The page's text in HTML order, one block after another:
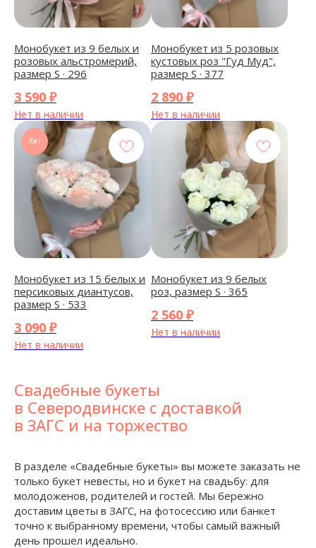
Монобукет из 9 белых и
розовых альстромерий,
размер S · 296
3 590 ₽
Нет в наличии
Монобукет из 5 розовых
кустовых роз "Гуд Муд",
размер S · 377
2 890 ₽
Нет в наличии
Хит
Монобукет из 15 белых и
персиковых диантусов,
размер S · 533
3 090 ₽
Нет в наличии
Монобукет из 9 белых
роз, размер S · 365
2 560 ₽
Нет в наличии
Свадебные букеты
в Северодвинске с доставкой
в ЗАГС и на торжество
В разделе «Свадебные букеты» вы можете заказать не
только букет невесты, но и букет на свадьбу: для
молодоженов, родителей и гостей. Мы бережно
доставим цветы в ЗАГС, на фотосессию или банкет
точно к выбранному времени, чтобы самый важный
день прошел идеально.